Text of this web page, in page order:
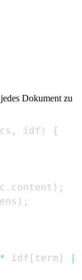
Dokument zu
, idf )
{
. content ) ;
) ;
* idf [ term ]